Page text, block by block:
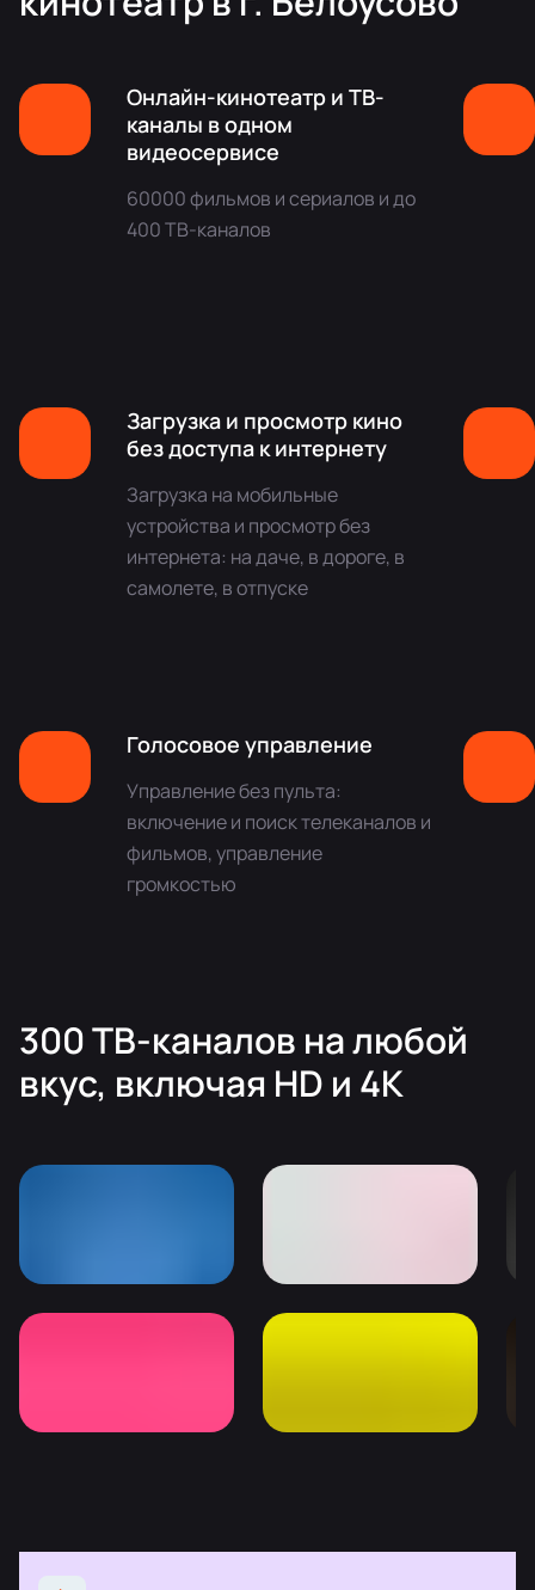
Онлайн-кинотеатр и ТВ-
каналы в одном
видеосервисе
60000 фильмов и сериалов и до
400 ТВ-каналов
Загрузка и просмотр кино
без доступа к интернету
Загрузка на мобильные
устройства и просмотр без
интернета: на даче, в дороге, в
самолете, в отпуске
Голосовое управление
Управление без пульта:
включение и поиск телеканалов и
фильмов, управление
громкостью
300 ТВ-каналов на любой
вкуc, включая HD и 4K